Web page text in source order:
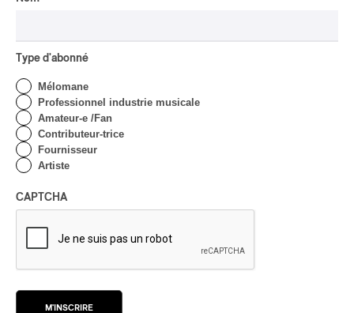
Soraya Benitez à la Salle Bourgie
Los Amigos Invisibles au Club Soda
Type d'abonné
Mélomane
Professionnel industrie musicale
Amateur-e /Fan
Contributeur-trice
Fournisseur
Artiste
CAPTCHA
M'INSCRIRE